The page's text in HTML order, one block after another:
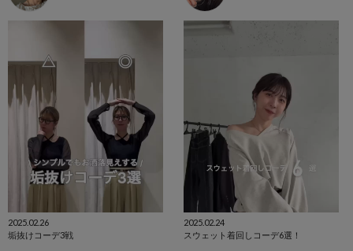
2025.02.26
垢抜けコーデ3戦
2025.02.24
スウェット着回しコーデ6選！